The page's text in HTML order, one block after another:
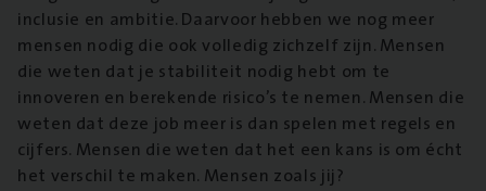
inclusie en ambitie. Daarvoor hebben we nog meer
mensen nodig die ook volledig zichzelf zijn. Mensen
die weten dat je stabiliteit nodig hebt om te
innoveren en berekende risico’s te nemen. Mensen die
weten dat deze job meer is dan spelen met regels en
cijfers. Mensen die weten dat het een kans is om écht
het verschil te maken. Mensen zoals jij?